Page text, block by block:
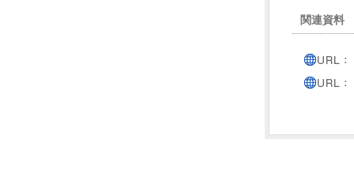
関連資料